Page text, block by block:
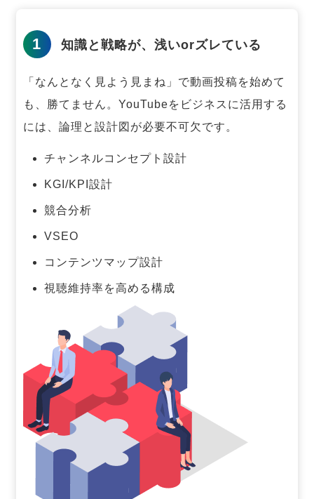
1 知識と戦略が、浅いorズレている
「なんとなく見よう見まね」で動画投稿を始めて
も、勝てません。 YouTubeをビジネスに活用する
には、論理と設計図が必要不可欠です。
チャンネルコンセプト設計
KGI/KPI設計
競合分析
VSEO
コンテンツマップ設計
視聴維持率を高める構成